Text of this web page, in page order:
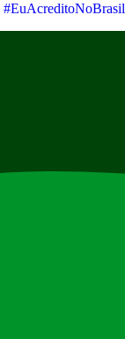
#EuAcreditoNoBrasil